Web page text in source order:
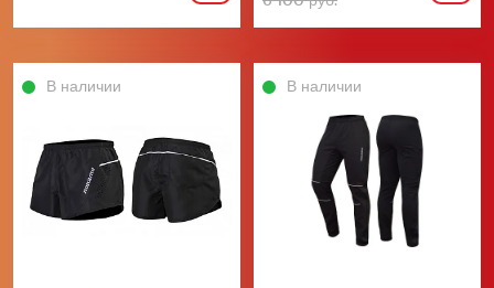
В наличии В наличии